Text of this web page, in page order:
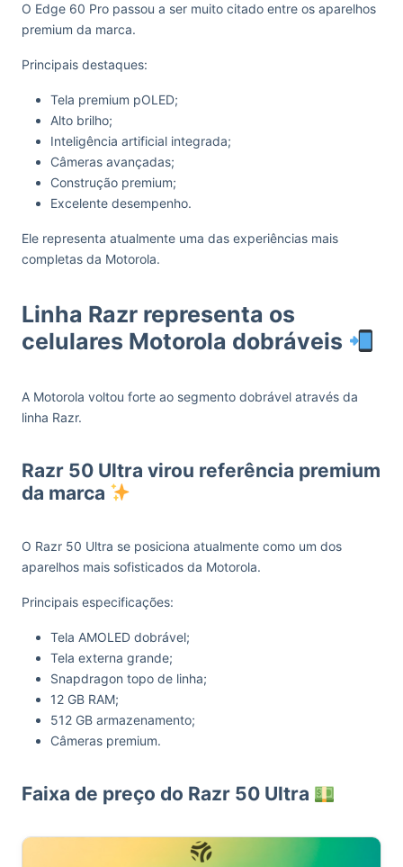
O Edge 60 Pro passou a ser muito citado entre os aparelhos
premium da marca.
Principais destaques:
Tela premium pOLED;
Alto brilho;
Inteligência artificial integrada;
Câmeras avançadas;
Construção premium;
Excelente desempenho.
Ele representa atualmente uma das experiências mais
completas da Motorola.
Linha Razr representa os
celulares Motorola dobráveis
A Motorola voltou forte ao segmento dobrável através da
linha Razr.
Razr 50 Ultra virou referência premium
da marca
O Razr 50 Ultra se posiciona atualmente como um dos
aparelhos mais sofisticados da Motorola.
Principais especificações:
Tela AMOLED dobrável;
Tela externa grande;
Snapdragon topo de linha;
12 GB RAM;
512 GB armazenamento;
Câmeras premium.
Faixa de preço do Razr 50 Ultra